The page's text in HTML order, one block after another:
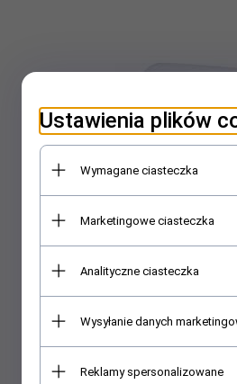
Podkład papierowy z
26,00PLN
Ustawienia plików
Wymagane ciasteczka
Marketingowe ciasteczka
Analityczne ciasteczka
Wysyłanie danych
Reklamy spersonalizowane